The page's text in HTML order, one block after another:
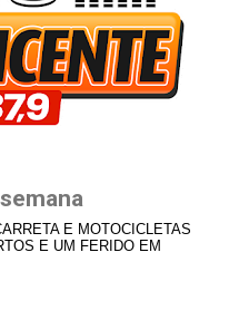
E MOTOCICLETAS
E UM FERIDO EM